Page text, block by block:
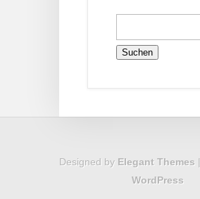
Suchen
Designed by Elegant Themes
WordPress